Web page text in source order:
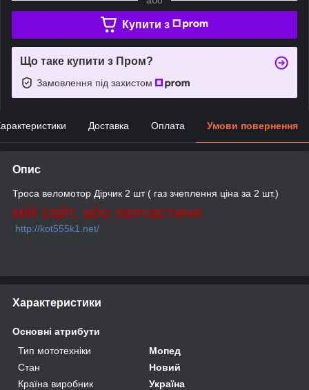
Купити з
Що таке купити з Пром?
Замовлення під захистом
Доставка Оплата Умови повернення
Опис
Троса веломотор Дірчик 2 шт ( газ зчеплення ціна за 2 шт.)
мій сайт, або запчастини
http://kot555k1.net/
Характеристики
Основні атрибути
Тип мототехніки
Мопед
Стан
Новий
Країна виробник
Україна